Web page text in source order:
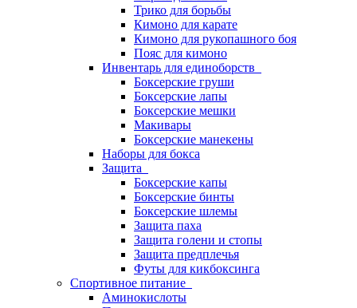
Трико для борьбы
Кимоно для карате
Кимоно для рукопашного боя
Пояс для кимоно
Инвентарь для единоборств
Боксерские груши
Боксерские лапы
Боксерские мешки
Макивары
Боксерские манекены
Наборы для бокса
Защита
Боксерские капы
Боксерские бинты
Боксерские шлемы
Защита паха
Защита голени и стопы
Защита предплечья
Футы для кикбоксинга
Спортивное питание
Аминокислоты